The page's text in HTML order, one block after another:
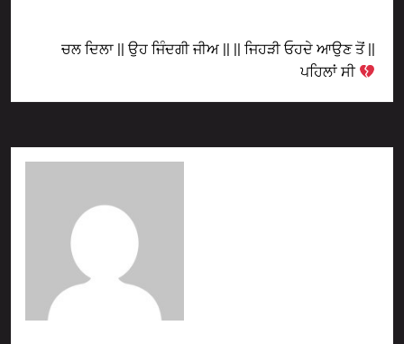
ਚਲ ਦਿਲਾ || ਉਹ ਜਿੰਦਗੀ ਜੀਅ || || ਜਿਹੜੀ ਓਹਦੇ ਆਉਣ ਤੋਂ ||
ਪਹਿਲਾਂ ਸੀ